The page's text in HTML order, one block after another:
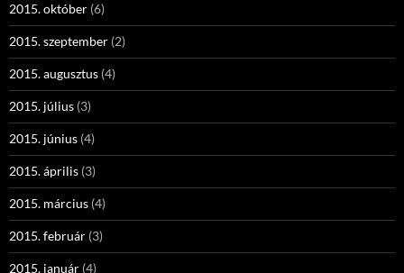
2015. október (6)
2015. szeptember (2)
2015. augusztus (4)
2015. július (3)
2015. június (4)
2015. április (3)
2015. március (4)
2015. február (3)
2015. január (4)